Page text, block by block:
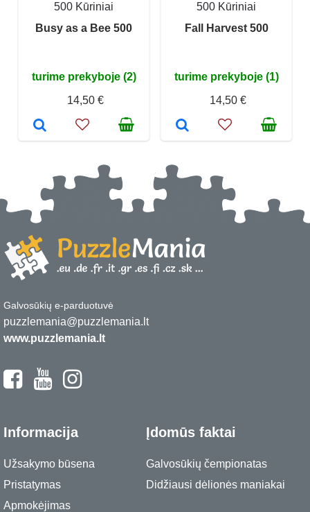
500 Kūriniai
Busy as a Bee 500
turime prekyboje (2)
14,50 €
500 Kūriniai
Fall Harvest 500
turime prekyboje (1)
14,50 €
Galvosūkių e-parduotuvė
puzzlemania@puzzlemania.lt
www.puzzlemania.lt
Informacija
Užsakymo būsena
Pristatymas
Apmokėjimas
Įdomūs faktai
Galvosūkių čempionatas
Didžiausi dėlionės maniakai